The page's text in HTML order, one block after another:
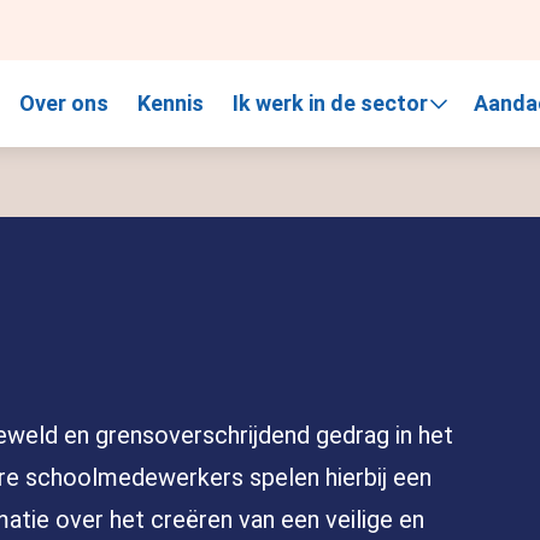
Over ons Kennis Ik werk in de sector
en grensoverschrijdend gedrag in het
schoolmedewerkers spelen hierbij een
over het creëren van een veilige en